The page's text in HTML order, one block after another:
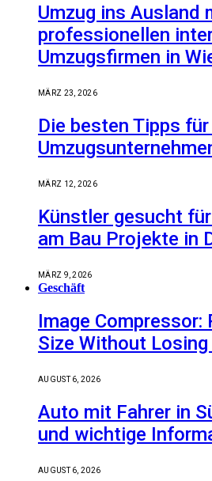
Umzug ins Ausland
professionellen
Umzugsfirmen in
MÄRZ 23, 2026
Die besten Tipps
MÄRZ 12, 2026
Künstler gesucht
am Bau Projekte in
MÄRZ 9, 2026
Geschäft
Image Compressor:
Size Without
AUGUST 6, 2026
Auto mit Fahrer in
und wichtige
AUGUST 6, 2026